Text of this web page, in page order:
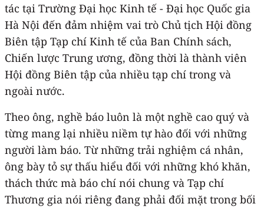
tác tại Trường Đại học Kinh tế - Đại học Quốc gia
Hà Nội đến đảm nhiệm vai trò Chủ tịch Hội đồng
Biên tập Tạp chí Kinh tế của Ban Chính sách,
Chiến lược Trung ương, đồng thời là thành viên
Hội đồng Biên tập của nhiều tạp chí trong và
ngoài nước.
Theo ông, nghề báo luôn là một nghề cao quý và
từng mang lại nhiều niềm tự hào đối với những
người làm báo. Từ những trải nghiệm cá nhân,
ông bày tỏ sự thấu hiểu đối với những khó khăn,
thách thức mà báo chí nói chung và Tạp chí
Thương gia nói riêng đang phải đối mặt trong bối